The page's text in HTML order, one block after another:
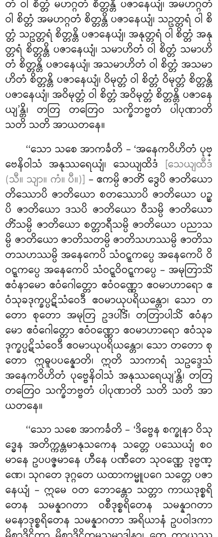
တံ ဝါ စိတ္တံ မဟဂ္ဂတံ စိတ္တန္တိ ပဇာနေယျံ၊ အမဟဂ္ဂတံ
ဝါ စိတ္တံ အမဟဂ္ဂတံ စိတ္တန္တိ ပဇာနေယျံ၊ သဥတ္တရံ ဝါ စိ
တ္တံ သဥတ္တရံ စိတ္တန္တိ ပဇာနေယျံ၊ အနုတ္တရံ ဝါ စိတ္တံ အနု
တ္တရံ စိတ္တန္တိ ပဇာနေယျံ၊ သမာဟိတံ ဝါ စိတ္တံ သမာဟိ
တံ စိတ္တန္တိ ပဇာနေယျံ၊ အသမာဟိတံ ဝါ စိတ္တံ အသမာ
ဟိတံ စိတ္တန္တိ ပဇာနေယျံ၊ ဝိမုတ္တံ ဝါ စိတ္တံ ဝိမုတ္တံ စိတ္တန္တိ
ပဇာနေယျံ၊ အဝိမုတ္တံ ဝါ စိတ္တံ အဝိမုတ္တံ စိတ္တန္တိ ပဇာနေ
ယျ’န္တိ၊ တတြ တတြေဝ သက္ခိဘဗ္ဗတံ ပါပုဏာတိ
သတိ သတိ အာယတနေ။
‘‘သော သစေ အာကင်္ခတိ – ‘အနေကဝိဟိတံ ပုဗ္
ဗေနိဝါသံ အနုဿရေယျံ၊ သေယျထိဒံ [သေယျထီဒံ
(သီ။ သျာ။ ကံ။ ပီ။)] – ဧကမ္ပိ ဇာတိံ ဒွေပိ ဇာတိယော
တိဿောပိ ဇာတိယော စတဿောပိ ဇာတိယော ပဉ္စ
ပိ ဇာတိယော ဒသပိ ဇာတိယော ဝီသမ္ပိ ဇာတိယော
တိံသမ္ပိ ဇာတိယော စတ္တာရီသမ္ပိ ဇာတိယော ပညာသ
မ္ပိ ဇာတိယော ဇာတိသတမ္ပိ ဇာတိသဟဿမ္ပိ ဇာတိသ
တသဟဿမ္ပိ အနေကေပိ သံဝဋ္ဋကပ္ပေ အနေကေပိ ဝိ
ဝဋ္ဋကပ္ပေ အနေကေပိ သံဝဋ္ဋဝိဝဋ္ဋကပ္ပေ – အမုတြာသိံ
ဧဝံနာမော ဧဝံဂေါတ္တော ဧဝံဝဏ္ဏော ဧဝမာဟာရော ဧ
ဝံသုခဒုက္ခပ္ပဋိသံဝေဒီ ဧဝမာယုပရိယန္တော၊ သော တ
တောစုတော အမုတြ ဥဒပါဒိံ၊ တတြာပါသိံ ဧဝံနာ
မော ဧဝံဂေါတ္တော ဧဝံဝဏ္ဏော ဧဝမာဟာရော ဧဝံသုခ
ဒုက္ခပ္ပဋိသံဝေဒီ ဧဝမာယုပရိယန္တော၊ သော တတော စု
တော ဣဓူပပန္နောတိ၊ ဣတိ သာကာရံ သဥဒ္ဒေသံ
အနေကဝိဟိတံ ပုဗ္ဗေနိဝါသံ အနုဿရေယျ’န္တိ၊ တတြ
တတြေဝ သက္ခိဘဗ္ဗတံ ပါပုဏာတိ သတိ သတိ အာ
ယတနေ။
‘‘သောသစေ အာကင်္ခတိ – ‘ဒိဗ္ဗေန စက္ခုနာ ဝိသု
ဒ္ဓေန အတိက္ကန္တမာနုသကေန သတ္တေ ပဿေယျံ စဝ
မာနေ ဥပပဇ္ဇမာနေ ဟီနေ ပဏီတေ သုဝဏ္ဏေ ဒုဗ္ဗဏ္
ဏေ၊ သုဂတေ ဒုဂ္ဂတေ ယထာကမ္မူပဂေ သတ္တေ ပဇာ
နေယျံ – ဣမေ ဝတ ဘောန္တော သတ္တာ ကာယဒုစ္စရိ
တေန သမန္နာဂတာ ဝစီဒုစ္စရိတေန သမန္နာဂတာ
မနောဒုစ္စရိတေန သမန္နာဂတာ အရိယာနံ ဥပဝါဒကာ